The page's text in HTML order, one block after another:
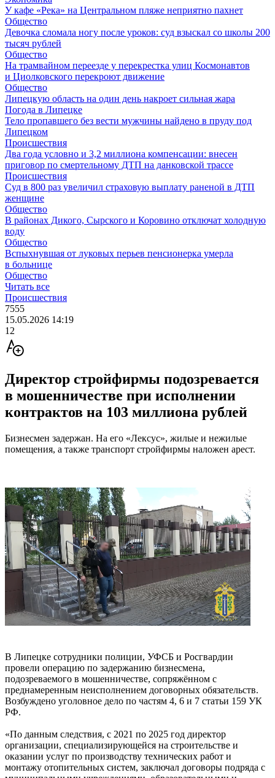
У кафе «Река» на Центральном пляже неприятно пахнет
Общество
Девочка сломала ногу после уроков: суд взыскал со школы 200
тысяч рублей
Общество
На трамвайном переезде у перекрестка улиц Космонавтов
и Циолковского перекроют движение
Общество
Липецкую область на один день накроет сильная жара
Погода в Липецке
Тело пропавшего без вести мужчины найдено в пруду под
Липецком
Происшествия
Два года условно и 3,2 миллиона компенсации: внесен
приговор по смертельному ДТП на данковской трассе
Происшествия
Суд в 800 раз увеличил страховую выплату раненой в ДТП
женщине
Общество
В районах Дикого, Сырского и Коровино отключат холодную
воду
Общество
Вспыхнувшая от луковых перьев пенсионерка умерла
в больнице
Общество
Читать все
Происшествия
7555
15.05.2026 14:19
12
Директор стройфирмы подозревается
в мошенничестве при исполнении
контрактов на 103 миллиона рублей
Бизнесмен задержан. На его «Лексус», жилые и нежилые
помещения, а также транспорт стройфирмы наложен арест.
В Липецке сотрудники полиции, УФСБ и Росгвардии
провели операцию по задержанию бизнесмена,
подозреваемого в мошенничестве, сопряжённом с
преднамеренным неисполнением договорных обязательств.
Возбуждено уголовное дело по частям 4, 6 и 7 статьи 159 УК
РФ.
«По данным следствия, с 2021 по 2025 год директор
организации, специализирующейся на строительстве и
оказании услуг по производству технических работ и
монтажу отопительных систем, заключал договоры подряда с